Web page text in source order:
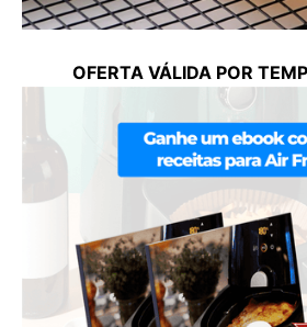
OFERTA VÁLIDA POR